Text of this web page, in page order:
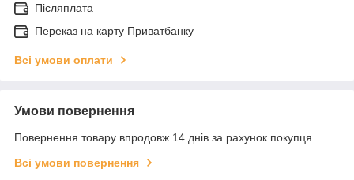
Післяплата
Переказ на карту Приватбанку
Всі умови оплати
Умови повернення
Повернення товару впродовж 14 днів за рахунок покупця
Всі умови повернення